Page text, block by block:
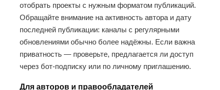
отобрать проекты с нужным форматом публикаций.
Обращайте внимание на активность автора и дату
последней публикации: каналы с регулярными
обновлениями обычно более надёжны. Если важна
приватность — проверьте, предлагается ли доступ
через бот-подписку или по личному приглашению.
Для авторов и правообладателей